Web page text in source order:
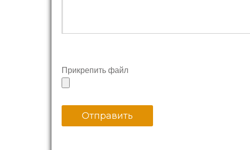
Прикрепить файл